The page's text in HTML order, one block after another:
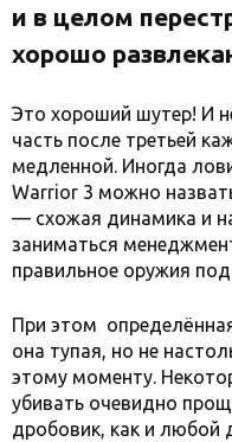
и в целом
хорошо
Это хороший шутер! И
часть после третьей
медленной. Иногда
Warrior 3 можно
— схожая динамика и
заниматься
правильное оружия
При этом
она тупая, но не
этому моменту.
убивать очевидно
дробовик, как и любой